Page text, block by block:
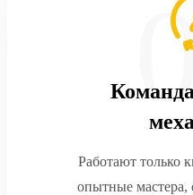
Работают только
опытные мастера,